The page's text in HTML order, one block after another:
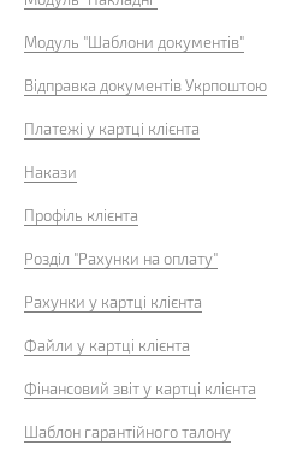
Модуль "Шаблони документів"
Відправка документів Укрпоштою
Платежі у картці клієнта
Накази
Профіль клієнта
Розділ "Рахунки на оплату"
Рахунки у картці клієнта
Файли у картці клієнта
Фінансовий звіт у картці клієнта
Шаблон гарантійного талону